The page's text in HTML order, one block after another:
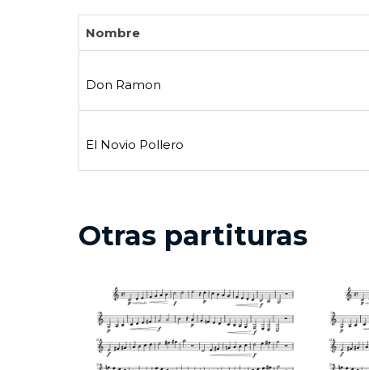
Nombre
Don Ramon
El Novio Pollero
Otras partituras